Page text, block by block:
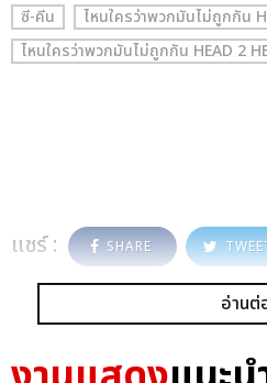
ซี-คีน
ไหนใครว่าพวกมันไม่ถูกกัน
ไหนใครว่าพวกมันไม่ถูกกัน HEAD 2
แชร์ : SHARE
อ่านต่